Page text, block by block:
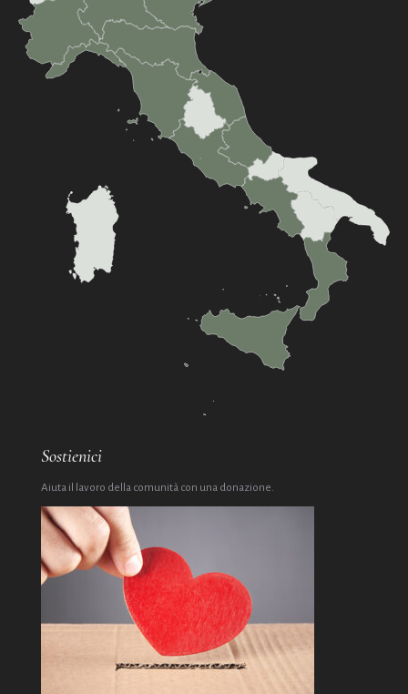
Sostienici
Aiuta il lavoro della comunità con una donazione.